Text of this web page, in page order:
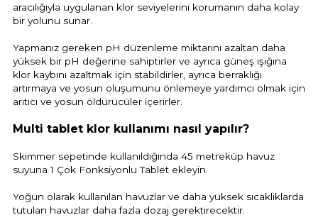
aracılığıyla uygulanan klor seviyelerini korumanın daha kolay
bir yolunu sunar.
Yapmanız gereken pH düzenleme miktarını azaltan daha
yüksek bir pH değerine sahiptirler ve ayrıca güneş ışığına
klor kaybını azaltmak için stabildirler, ayrıca berraklığı
artırmaya ve yosun oluşumunu önlemeye yardımcı olmak için
arıtıcı ve yosun öldürücüler içerirler.
Multi tablet klor kullanımı nasıl yapılır?
Skimmer sepetinde kullanıldığında 45 metreküp havuz
suyuna 1 Çok Fonksiyonlu Tablet ekleyin.
Yoğun olarak kullanılan havuzlar ve daha yüksek sıcaklıklarda
tutulan havuzlar daha fazla dozaj gerektirecektir.